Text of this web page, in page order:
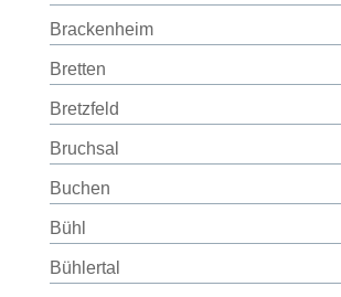
Brackenheim
Bretten
Bretzfeld
Bruchsal
Buchen
Bühl
Bühlertal